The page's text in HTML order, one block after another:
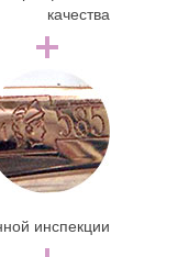
качества
инспекции